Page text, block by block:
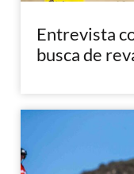
Entrevista
busca de